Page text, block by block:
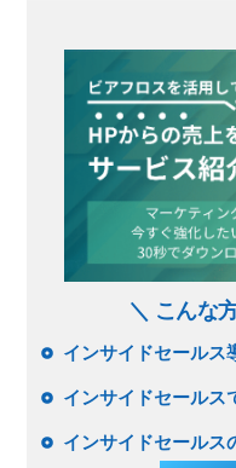
＼ こんな
インサイドセールス
インサイドセールス
インサイドセールス